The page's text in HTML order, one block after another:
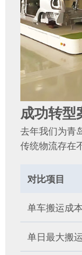
成功转型
去年我们为青
传统物流存在
对比项目
单车搬运成本
单日最大搬